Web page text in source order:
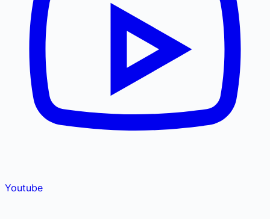
Youtube